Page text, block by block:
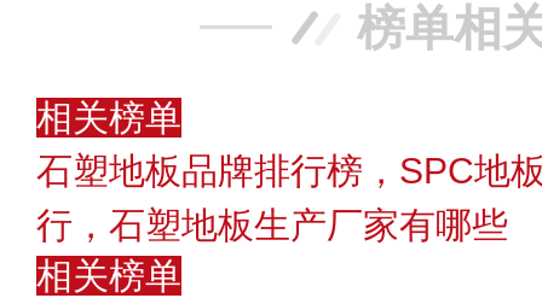
榜单相
相关榜单
石塑地板品牌排行榜，SPC地
行，石塑地板生产厂家有哪些
相关榜单